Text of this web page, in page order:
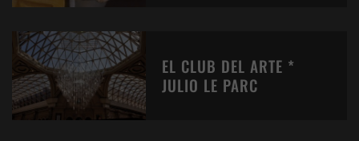
EL CLUB DEL ARTE *
JULIO LE PARC